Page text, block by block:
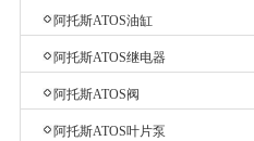
阿托斯ATOS油缸
阿托斯ATOS继电器
阿托斯ATOS阀
阿托斯ATOS叶片泵